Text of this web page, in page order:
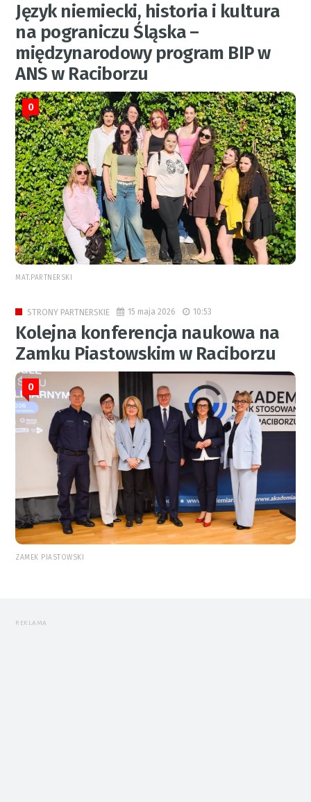
Język niemiecki, historia i kultura
na pograniczu Śląska –
międzynarodowy program BIP w
ANS w Raciborzu
0
MAT.PARTNERSKI
STRONY PARTNERSKIE 15 maja 2026 10:53
Kolejna konferencja naukowa na
Zamku Piastowskim w Raciborzu
0
ZAMEK PIASTOWSKI
REKLAMA